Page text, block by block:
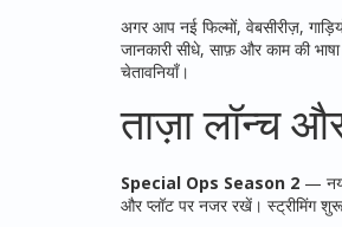
अगर आप नई फिल्मों, वेबसीरीज़,
जानकारी सीधे, साफ़ और काम की
चेतावनियाँ।
ताज़ा लॉन्च
Special Ops Season 2 —
और प्लॉट पर नजर रखें। स्ट्रीमिंग